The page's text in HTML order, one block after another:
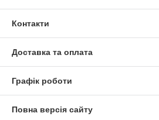
Контакти
Доставка та оплата
Графік роботи
Повна версія сайту